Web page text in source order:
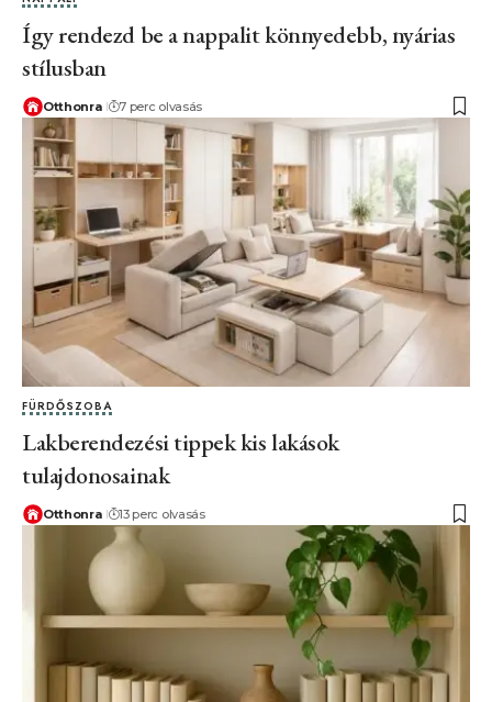
Így rendezd be a nappalit könnyedebb, nyárias
stílusban
Otthonra 7 perc olvasás
FÜRDŐSZOBA
Lakberendezési tippek kis lakások
tulajdonosainak
Otthonra 13 perc olvasás